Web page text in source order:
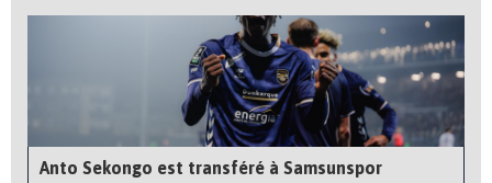
Anto Sekongo est transféré à Samsunspor